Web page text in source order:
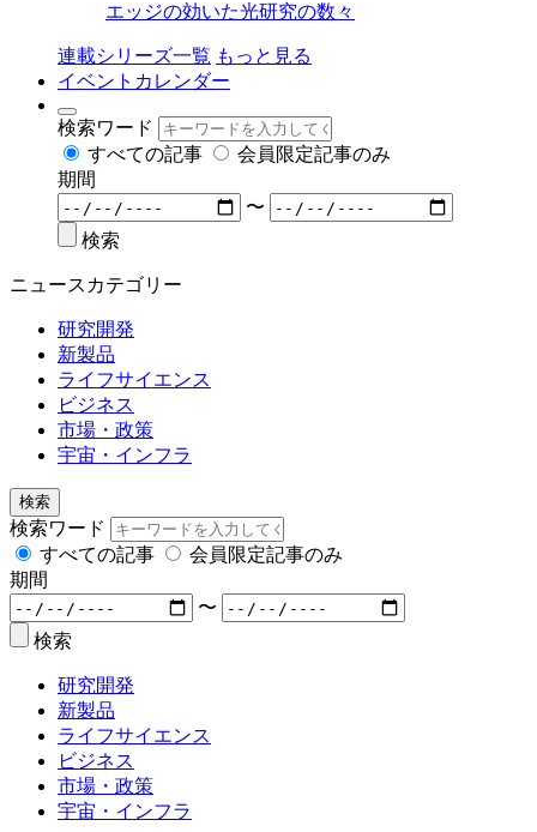
エッジの効いた光研究の数々
連載シリーズ一覧 もっと見る
イベントカレンダー
検索ワード
すべての記事
会員限定記事のみ
期間
〜
検索
ニュースカテゴリー
研究開発
新製品
ライフサイエンス
ビジネス
市場・政策
宇宙・インフラ
検索
検索ワード
すべての記事
会員限定記事のみ
期間
〜
検索
研究開発
新製品
ライフサイエンス
ビジネス
市場・政策
宇宙・インフラ